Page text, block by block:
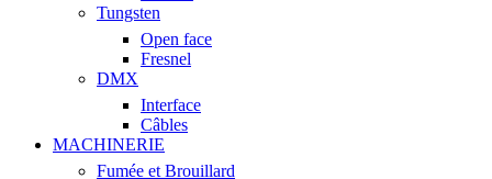
Tungsten
Open face
Fresnel
DMX
Interface
Câbles
MACHINERIE
Fumée et Brouillard